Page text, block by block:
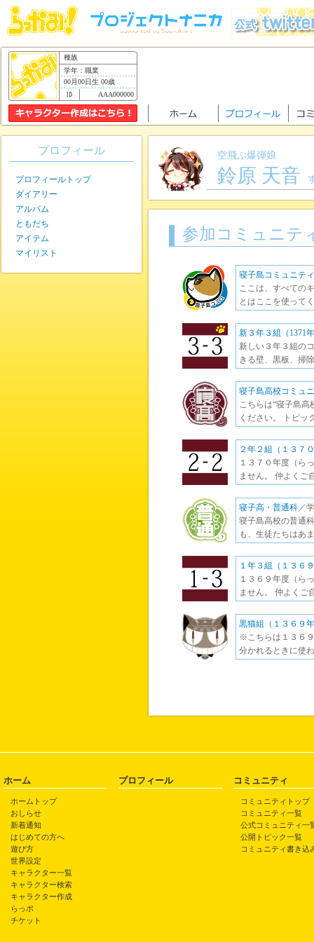
種族
学年：職業
00月00日生 00歳
AAA000000
空飛ぶ爆弾娘
鈴原 天音
参加コミュニテ
寝子島コミュニティ
ここは、すべての
とはここを使って
新３年３組（1371
新しい３年３組の
きる壁、黒板、掃
寝子島高校コミュ
こちらは“寝子島高
ください。 トピッ
２年２組（１３７
１３７０年度（ら
ません。 仲よくご
寝子高・普通科／
寝子島高校の普通
も、生徒たちはあ
１年３組（１３６
１３６９年度（ら
ません。 仲よくご
黒猫組（１３６９
※こちらは１３６
分かれるときに使
プロフィール
プロフィールトップ
ダイアリー
アルバム
ともだち
アイテム
マイリスト
ホーム
ホームトップ
おしらせ
新着通知
はじめての方へ
遊び方
世界設定
キャラクター一覧
キャラクター検索
キャラクター作成
らっポ
チケット
プロフィール コミュニティ
コミュニティトップ
コミュニティ一覧
公式コミュニティ一
公開トピック一覧
コミュニティ書き込